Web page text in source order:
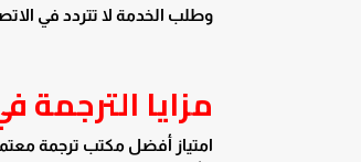
وطلب الخدمة لا تتردد في
مزايا الترجمة
امتياز أفضل مكتب ترجمة